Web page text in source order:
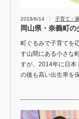
2018/6/14 子育て・
岡山県・奈義町の
町ぐるみで子育てを
す山間にある小さな
すが、2014年に日本
の後も高い出生率を